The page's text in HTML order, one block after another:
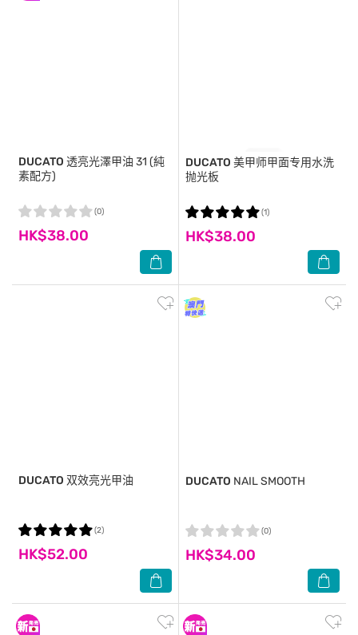
DUCATO 透亮光澤甲油 31 (純
素配方)
HK$38.00
(0)
DUCATO 美甲师甲面专用水洗
抛光板
HK$38.00
(1)
DUCATO 双效亮光甲油
HK$52.00
(2)
DUCATO NAIL SMOOTH
HK$34.00
(0)